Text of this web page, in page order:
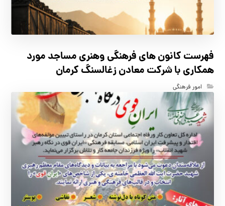
فهرست كانون هاي فرهنگي وهنري مساجد مورد
همكاري با شركت معادن زغالسنگ كرمان
امور فرهنگی